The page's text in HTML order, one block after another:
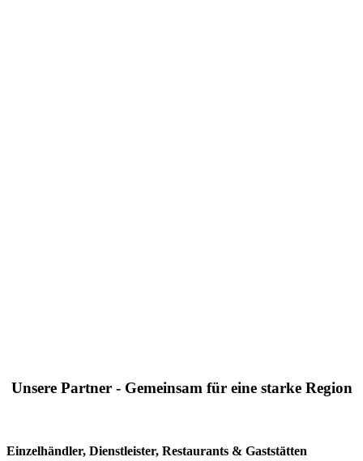
Unsere Partner - Gemeinsam für eine starke Region
Einzelhändler, Dienstleister, Restaurants & Gaststätten